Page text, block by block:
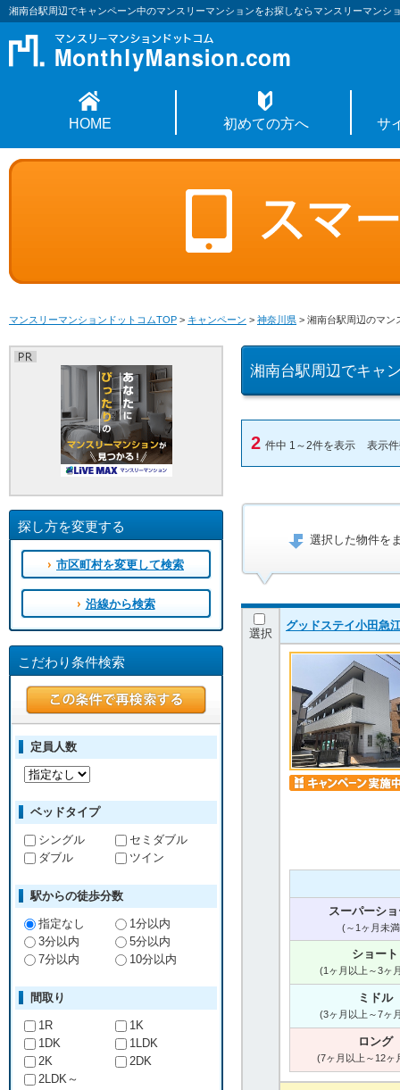
湘南台駅周辺でキャンペーン中のマンスリーマンションをお探しならマンスリーマンシ
HOME 初めての方へ サ
マンスリーマンションドットコムTOP > キャンペーン > 神奈川県 > 湘南台駅周辺のマン
湘南台駅周辺でキャ
2 件中 1～2件を表示 表示
選択した物件を
選択
グッドステイ小田急
スーパーシ
(～1ヶ月未
ショート
(1ヶ月以上～3ヶ
ミドル
(3ヶ月以上～7ヶ
ロング
(7ヶ月以上～12ヶ
探し方を変更する
市区町村を変更して検索
沿線から検索
こだわり条件検索
定員人数
ベッドタイプ
シングル
セミダブル
ダブル
ツイン
駅からの徒歩分数
指定なし
1分以内
3分以内
5分以内
7分以内
10分以内
間取り
1R
1K
1DK
1LDK
2K
2DK
2LDK～